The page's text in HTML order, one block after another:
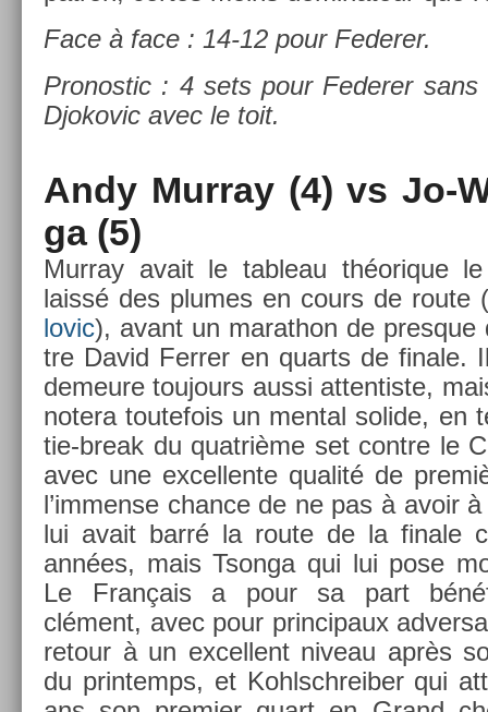
Face à face : 14-12 pour Feder­er.
Pro­nos­tic : 4 sets pour Feder­er
Djokovic avec le toit.
Andy Mur­ray (4) vs Jo-
ga (5)
Mur­ray avait le tab­leau théorique
laissé des plumes en cours de route (
lovic), avant un marat­hon de
tre David Ferr­er en quarts de fin­ale.
de­meure toujours aussi at­tentis­te,
notera toutefois un ment­al sol­ide, en
tie-break du quat­rième set con­tre le
avec une ex­cel­lente qualité de
l’im­mense chan­ce de ne pas à avoir
lui avait barré la route de la fin­ale
années, mais Tson­ga qui lui pose
Le Français a pour sa part
clément, avec pour prin­cipaux
re­tour à un ex­cel­lent niveau après
du prin­temps, et Kohlschreib­er qui